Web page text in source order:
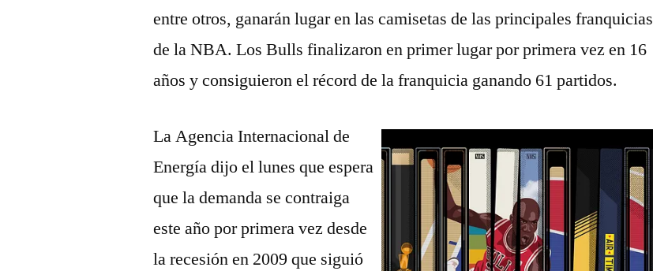
entre otros, ganarán lugar en las camisetas de las principales franquicias
de la NBA. Los Bulls finalizaron en primer lugar por primera vez en 16
años y consiguieron el récord de la franquicia ganando 61 partidos.
La Agencia Internacional de
Energía dijo el lunes que espera
que la demanda se contraiga
este año por primera vez desde
la recesión en 2009 que siguió